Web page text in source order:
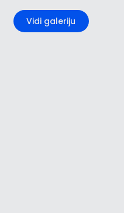
Vidi galeriju